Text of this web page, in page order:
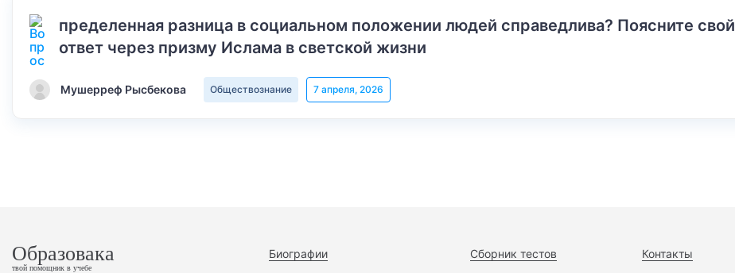
пределенная разница в социальном положении людей справедлива? Поясните свой
ответ через призму Ислама в светской жизни
Мушерреф Рысбекова Обществознание 7 апреля, 2026
Образовака
твой помощник в учебе
Биографии Сборник тестов Контакты